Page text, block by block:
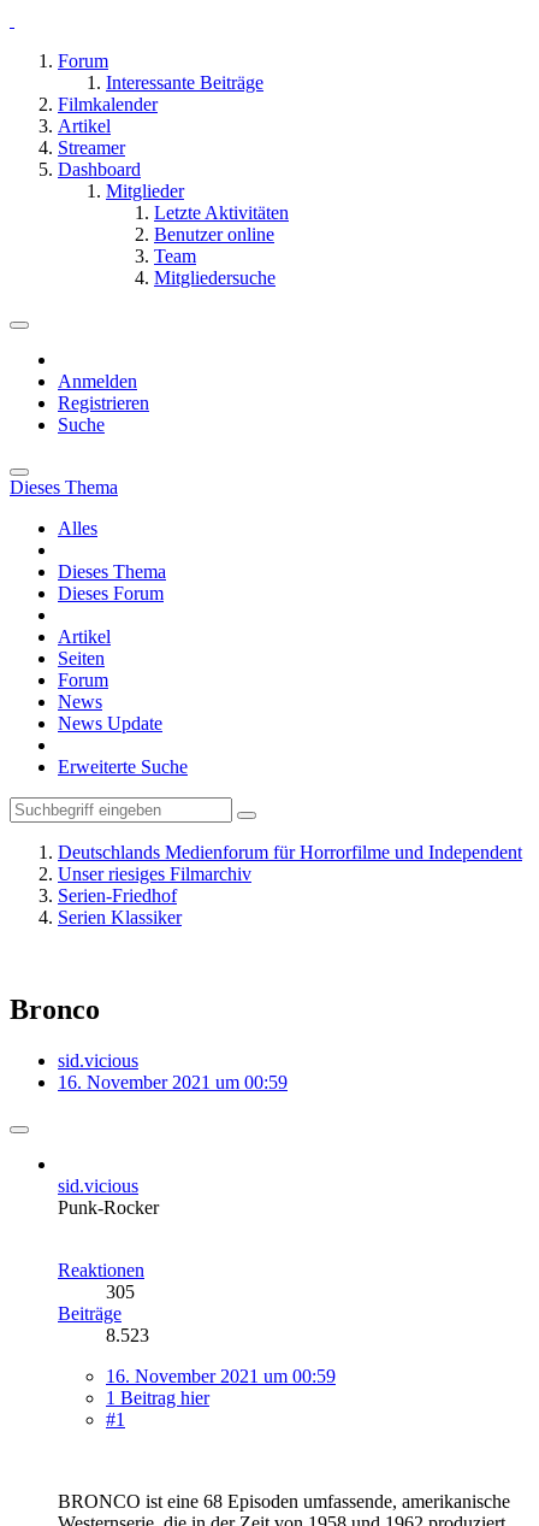
Forum
Interessante Beiträge
Filmkalender
Artikel
Streamer
Dashboard
Mitglieder
Letzte Aktivitäten
Benutzer online
Team
Mitgliedersuche
Anmelden
Registrieren
Suche
Dieses Thema
Alles
Dieses Thema
Dieses Forum
Artikel
Seiten
Forum
News
News Update
Erweiterte Suche
Deutschlands Medienforum für Horrorfilme und Independent
Unser riesiges Filmarchiv
Serien-Friedhof
Serien Klassiker
Bronco
sid.vicious
16. November 2021 um 00:59
sid.vicious
Punk-Rocker
Reaktionen
305
Beiträge
8.523
16. November 2021 um 00:59
1 Beitrag hier
#1
BRONCO ist eine 68 Episoden umfassende, amerikanische